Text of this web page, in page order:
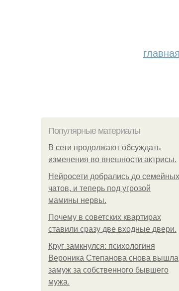
главная
Популярные материалы
В сети продолжают обсуждать
изменения во внешности актрисы.
Нейросети добрались до семейных
чатов, и теперь под угрозой
мамины нервы.
Почему в советских квартирах
ставили сразу две входные двери.
Круг замкнулся: психологиня
Вероника Степанова снова вышла
замуж за собственного бывшего
мужа.